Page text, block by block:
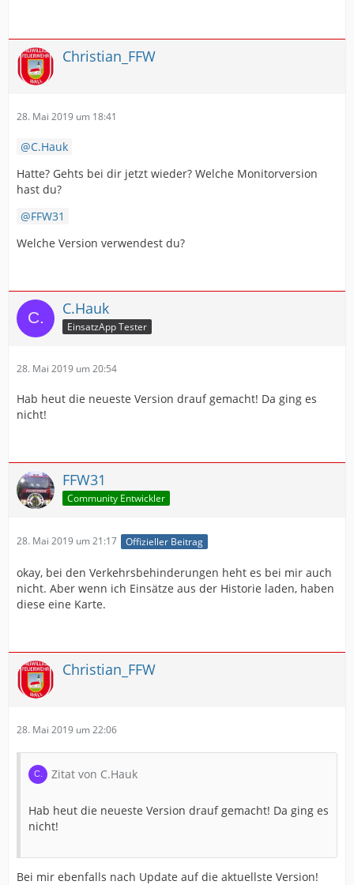
Christian_FFW
28. Mai 2019 um 18:41
C.Hauk
Hatte? Gehts bei dir jetzt wieder? Welche Monitorversion
hast du?
FFW31
Welche Version verwendest du?
C.Hauk
EinsatzApp Tester
28. Mai 2019 um 20:54
Hab heut die neueste Version drauf gemacht! Da ging es
nicht!
FFW31
Community Entwickler
28. Mai 2019 um 21:17 Offizieller Beitrag
okay, bei den Verkehrsbehinderungen heht es bei mir auch
nicht. Aber wenn ich Einsätze aus der Historie laden, haben
diese eine Karte.
Christian_FFW
28. Mai 2019 um 22:06
Zitat von C.Hauk
Hab heut die neueste Version drauf gemacht! Da ging es
nicht!
Bei mir ebenfalls nach Update auf die aktuellste Version!